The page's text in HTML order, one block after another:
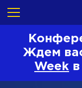
Ждем
Week